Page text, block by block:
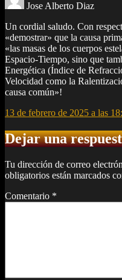
Jose Alberto Diaz
Un cordial saludo. Con
«demostrar» que la causa
«las masas de los cuerpos
Espacio-Tiempo, sino que
Energética (Índice de
Velocidad como la
causa común»!
13 de febrero de 2025 a las
Dejar una
Tu dirección de correo
obligatorios están marcados
Comentario *